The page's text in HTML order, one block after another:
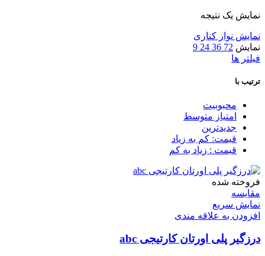
نمایش یک نتیجه
نمایش نوار کناری
نمایش 72
36
24
9
فیلتر ها
ترتیب با
محبوبیت
امتیاز متوسط
جدیدترین
قیمت: کم به زیاد
قیمت : زیاد به کم
فروخته شده
مقايسه
نمایش سریع
افزودن به علاقه مندی
درزگیر پلی اورتان کارتیجی abc